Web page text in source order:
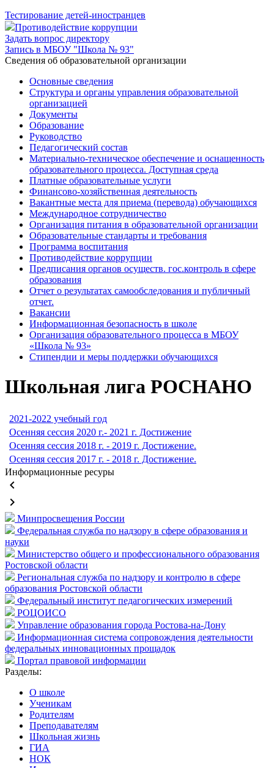
Тестирование детей-иностранцев
Противодействие коррупции
Задать вопрос директору
Запись в МБОУ "Школа № 93"
Cведения об образовательной организации
Основные сведения
Структура и органы управления образовательной
организацией
Документы
Образование
Руководство
Педагогический состав
Материально-техническое обеспечение и оснащенность
образовательного процесса. Доступная среда
Платные образовательные услуги
Финансово-хозяйственная деятельность
Вакантные места для приема (перевода) обучающихся
Международное сотрудничество
Организация питания в образовательной организации
Образовательные стандарты и требования
Программа воспитания
Противодействие коррупции
Предписания органов осуществ. гос.контроль в сфере
образования
Отчет о результатах самообследования и публичный
отчет.
Вакансии
Информационная безопасность в школе
Организация образовательного процесса в МБОУ
«Школа № 93»
Стипендии и меры поддержки обучающихся
Школьная лига РОСНАНО
2021-2022 учебный год
Осенняя сессия 2020 г.- 2021 г. Достижение
Осенняя сессия 2018 г. - 2019 г. Достижение.
Осенняя сессия 2017 г. - 2018 г. Достижение.
Информационные ресуры
keyboard_arrow_left
keyboard_arrow_right
Минпросвещения России
Федеральная служба по надзору в сфере образования и
науки
Министерство общего и профессионального образования
Ростовской области
Региональная служба по надзору и контролю в сфере
образования Ростовской области
Федеральный институт педагогических измерений
РОЦОИСО
Управление образования города Ростова-на-Дону
Информационная система сопровождения деятельности
федеральных инновационных прощадок
Портал правовой информации
Разделы:
О школе
Ученикам
Родителям
Преподавателям
Школьная жизнь
ГИА
НОК